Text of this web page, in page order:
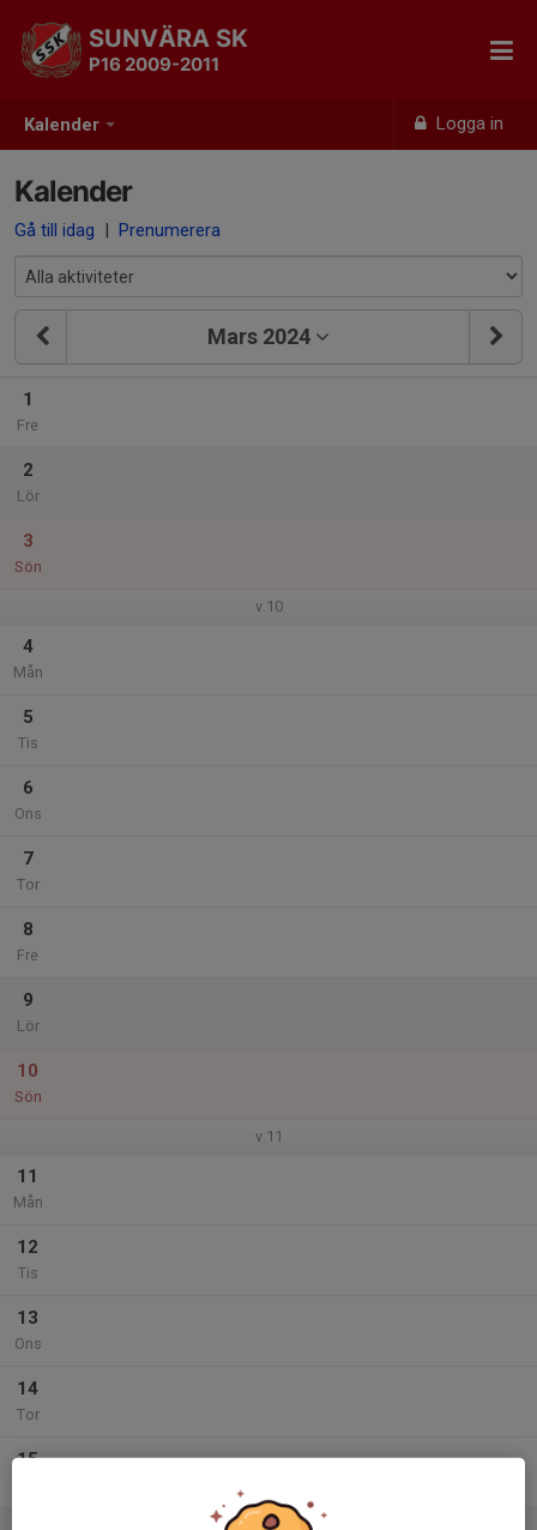
Kalender Logga in
SUNVÄRA SK
P16 2009-2011
Kalender
Gå till idag | Prenumerera
Mars 2024
1
Fre
2
Lör
3
Sön
v.10
4
Mån
5
Tis
6
Ons
7
Tor
8
Fre
9
Lör
10
Sön
v.11
11
Mån
12
Tis
13
Ons
14
Tor
15